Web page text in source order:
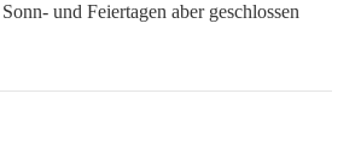
und Feiertagen aber geschlossen